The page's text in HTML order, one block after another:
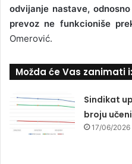
odvijanje nastave,
prevoz ne funkcioniše
Omerović.
Možda će Vas zanimati i:
Sindikat
broju
17/06/2026